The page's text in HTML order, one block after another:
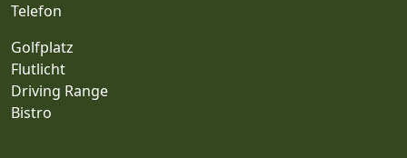
Telefon
Golfplatz
Flutlicht
Driving Range
Bistro